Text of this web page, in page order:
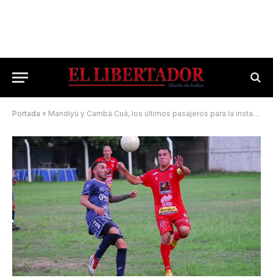
Portada » Mandiyú y Cambá Cuá, los últimos pasajeros para la instancia siguiente